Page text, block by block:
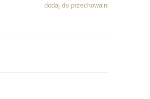
dodaj do przechowalni